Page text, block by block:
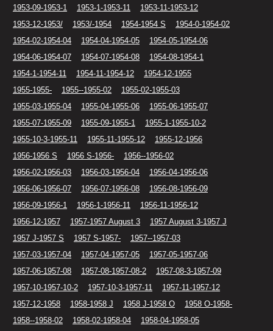
1953-09-1953-1 1953-1-1953-11
1953-11-1953-12
1953-12-1953/
1953/-1954 1954-1954 S
1954-0-1954-02
1954-02-1954-04
1954-04-1954-05
1954-05-1954-06
1954-06-1954-07
1954-07-1954-08
1954-08-1954-1
1954-1-1954-11
1954-11-1954-12
1954-12-1955
1955-1955-
1955--1955-02
1955-02-1955-03
1955-03-1955-04
1955-04-1955-06
1955-06-1955-07
1955-07-1955-09
1955-09-1955-1
1955-1-1955-10-2
1955-10-3-1955-11
1955-11-1955-12
1955-12-1956
1956-1956 S
1956 S-1956-
1956--1956-02
1956-02-1956-03
1956-03-1956-04
1956-04-1956-06
1956-06-1956-07
1956-07-1956-08
1956-08-1956-09
1956-09-1956-1
1956-1-1956-11
1956-11-1956-12
1956-12-1957
1957-1957 August 3
1957 August 3-1957 J
1957 J-1957 S
1957 S-1957-
1957--1957-03
1957-03-1957-04
1957-04-1957-05
1957-05-1957-06
1957-06-1957-08
1957-08-1957-08-2
1957-08-3-1957-09
1957-10-1957-10-2
1957-10-3-1957-11
1957-11-1957-12
1957-12-1958
1958-1958 J 1958 J-1958 O
1958 O-1958-
1958--1958-02
1958-02-1958-04
1958-04-1958-05